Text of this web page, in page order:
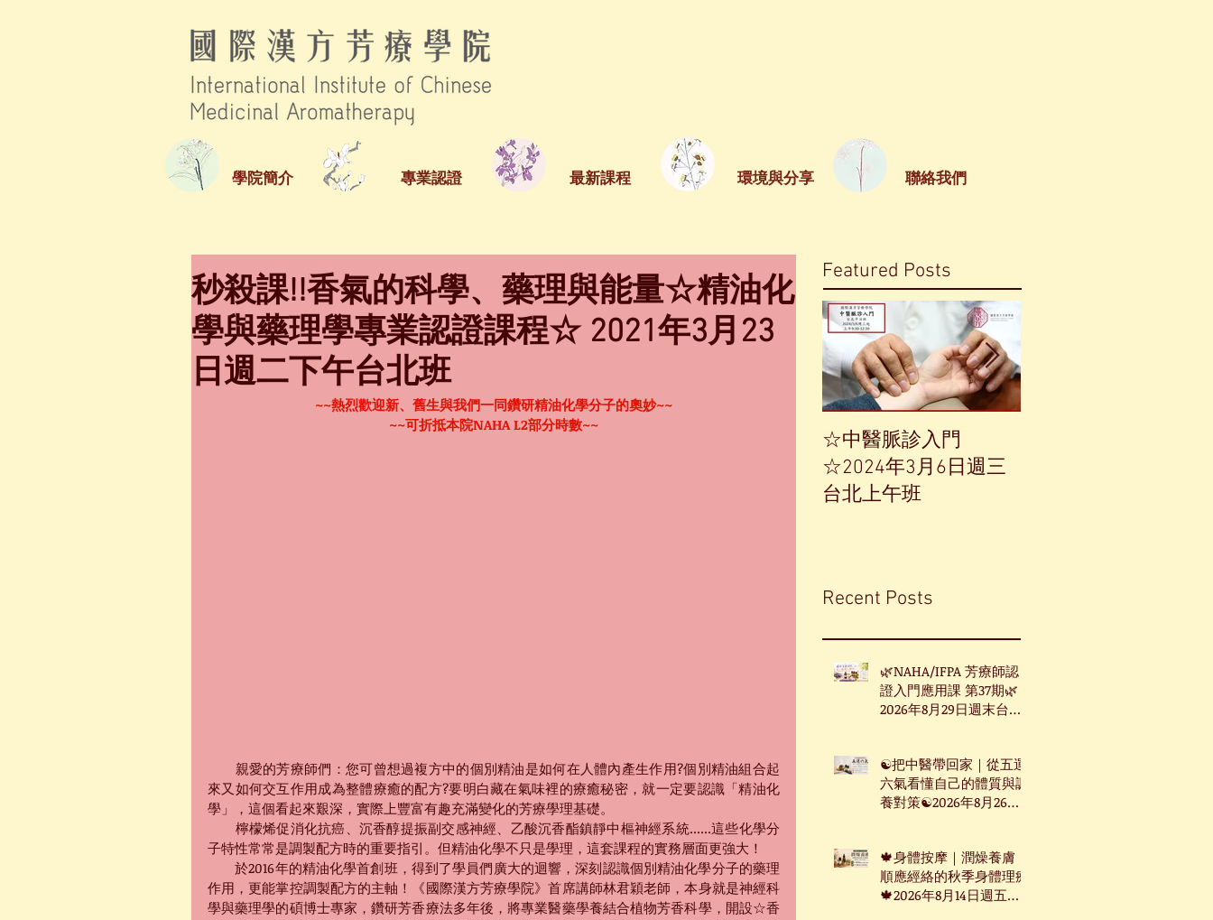
學院簡介 專業認證 最新課程 環境與分享 聯絡我們
秒殺課!!香氣的科學、藥理與能量☆精油化
學與藥理學專業認證課程☆ 2021年3月23
日週二下午台北班
~~熱烈歡迎新、舊生與我們一同鑽研精油化學分子的奧妙~~
~~可折抵本院NAHA L2部分時數~~
親愛的芳療師們：您可曾想過複方中的個別精油是如何在人體內產生作用?個別精油組合起
來又如何交互作用成為整體療癒的配方?要明白藏在氣味裡的療癒秘密，就一定要認識「精油化
學」，這個看起來艱深，實際上豐富有趣充滿變化的芳療學理基礎。
檸檬烯促消化抗癌、沉香醇提振副交感神經、乙酸沉香酯鎮靜中樞神經系統......這些化學分
子特性常常是調製配方時的重要指引。但精油化學不只是學理，這套課程的實務層面更強大！
於2016年的精油化學首創班，得到了學員們廣大的迴響，深刻認識個別精油化學分子的藥理
作用，更能掌控調製配方的主軸！《國際漢方芳療學院》首席講師林君穎老師，本身就是神經科
學與藥理學的碩博士專家，鑽研芳香療法多年後，將專業醫藥學養結合植物芳香科學，開設☆香
Featured Posts
☆中醫脈診入門
☆2024年3月6日週三
台北上午班
Recent Posts
🌿NAHA/IFPA 芳療師認
證入門應用課 第37期🌿
2026年8月29日週末台北
☯把中醫帶回家｜從五運
六氣看懂自己的體質與調
養對策☯2026年8月26日
🍁身體按摩｜潤燥養膚：
順應經絡的秋季身體理療
🍁2026年8月14日週五台